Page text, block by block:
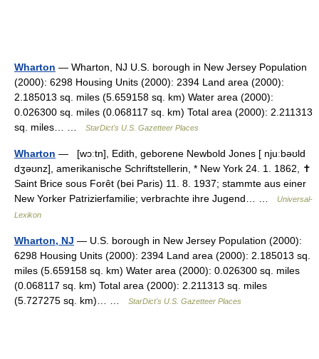
Wharton — Wharton, NJ U.S. borough in New Jersey Population
(2000): 6298 Housing Units (2000): 2394 Land area (2000):
2.185013 sq. miles (5.659158 sq. km) Water area (2000):
0.026300 sq. miles (0.068117 sq. km) Total area (2000): 2.211313
sq. miles… …
StarDict's U.S. Gazetteer Places
Wharton — [wɔːtn], Edith, geborene Newbold Jones [ njuːbəʊld
dʒəʊnz], amerikanische Schriftstellerin, * New York 24. 1. 1862, ✝
Saint Brice sous Forêt (bei Paris) 11. 8. 1937; stammte aus einer
New Yorker Patrizierfamilie; verbrachte ihre Jugend… …
Universal-
Lexikon
Wharton, NJ — U.S. borough in New Jersey Population (2000):
6298 Housing Units (2000): 2394 Land area (2000): 2.185013 sq.
miles (5.659158 sq. km) Water area (2000): 0.026300 sq. miles
(0.068117 sq. km) Total area (2000): 2.211313 sq. miles
(5.727275 sq. km)… …
StarDict's U.S. Gazetteer Places